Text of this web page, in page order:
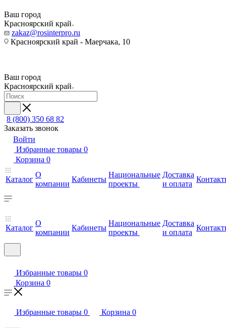
Ваш город
Красноярский край
zakaz@rosinterpro.ru
Красноярский край - Маерчака, 10
Ваш город
Красноярский край
8 (800) 350 68 82
Заказать звонок
Войти
Избранные товары 0
Корзина 0
Каталог
О
компании
Кабинеты
Национальные
проекты
Доставка
и оплата
Каталог
О
компании
Кабинеты
Национальные
проекты
Доставка
и оплата
Избранные товары 0
Корзина 0
Избранные товары 0 Корзина 0